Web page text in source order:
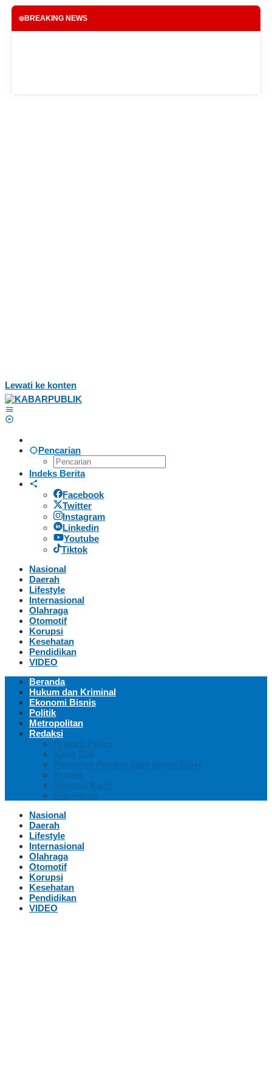
BREAKING NEWS
Lewati ke konten
Pencarian
Indeks Berita
Facebook
Twitter
Instagram
Linkedin
Youtube
Tiktok
Nasional
Daerah
Lifestyle
Internasional
Olahraga
Otomotif
Korupsi
Kesehatan
Pendidikan
VIDEO
Beranda
Hukum dan Kriminal
Ekonomi Bisnis
Politik
Metropolitan
Redaksi
Privacy Policy
Kode Etik
Pedoman Pemberitaan Media Siber
Kontak
Tentang Kami
Disclaimer
Nasional
Daerah
Lifestyle
Internasional
Olahraga
Otomotif
Korupsi
Kesehatan
Pendidikan
VIDEO